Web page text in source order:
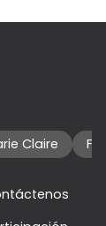
Claire